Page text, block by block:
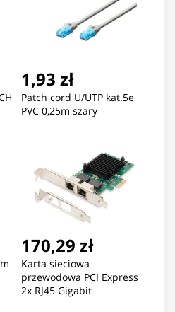
1,93 zł
Patch cord U/UTP kat.5e
PVC 0,25m szary
170,29 zł
Karta sieciowa
przewodowa PCI Express
2x RJ45 Gigabit